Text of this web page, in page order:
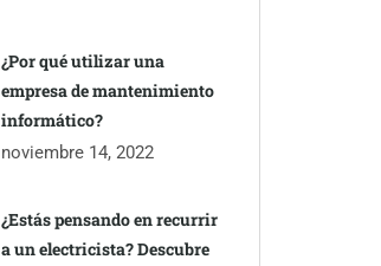
¿Por qué utilizar una
empresa de mantenimiento
informático?
noviembre 14, 2022
¿Estás pensando en recurrir
a un electricista? Descubre